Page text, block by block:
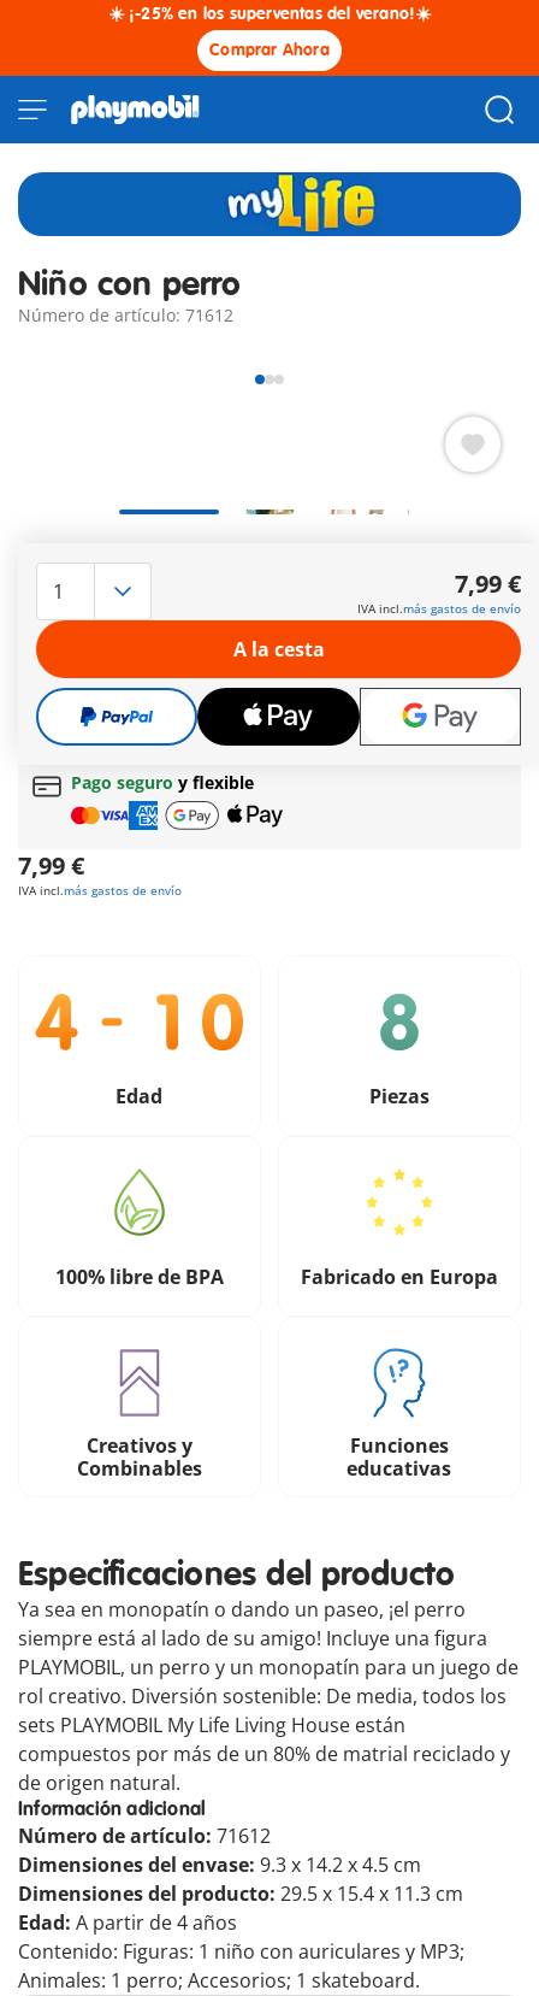
☀️ ¡-25% en los superventas del verano!☀️
Comprar Ahora
Niño con perro
Número de artículo: 71612
Más información
Envío gratis a partir normal
de 60 € (Península y
Envío gratisa partir de60 €(Península y Baleares) |
a partir de
150 €(Canarias, Ceuta y Melilla)
Regalo gratisen pedidos desde30 €
Pago seguro y flexible
7,99 €
IVA incl.más gastos de envío
7,99 €
IVA incl.más gastos de envío
A la cesta
Edad Piezas
100% libre de BPA Fabricado en Europa
Creativos y
Combinables
Funciones
educativas
Especificaciones del producto
Ya sea en monopatín o dando un paseo, ¡el perro
siempre está al lado de su amigo! Incluye una figura
PLAYMOBIL, un perro y un monopatín para un juego de
rol creativo. Diversión sostenible: De media, todos los
sets PLAYMOBIL My Life Living House están
compuestos por más de un 80% de matrial reciclado y
de origen natural.
Información adicional
Número de artículo: 71612
Dimensiones del envase: 9.3 x 14.2 x 4.5 cm
Dimensiones del producto: 29.5 x 15.4 x 11.3 cm
Edad: A partir de 4 años
Contenido: Figuras: 1 niño con auriculares y MP3;
Animales: 1 perro; Accesorios; 1 skateboard.